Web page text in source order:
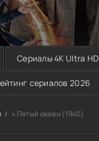
Сериалы 4K Ultra HD
сериалов 2026
» Пятый океан (1940)